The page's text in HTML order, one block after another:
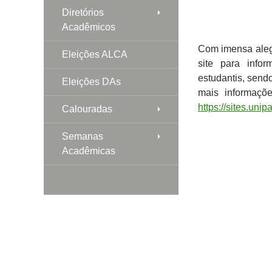
Com imensa
site para
estudantis,
mais
https://
Diretórios
Acadêmicos
Eleições ALCA
Eleições DAs
Calouradas
Semanas
Acadêmicas